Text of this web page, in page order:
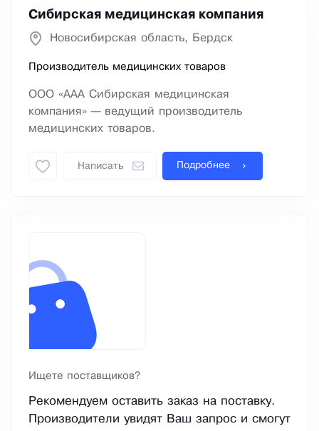
Сибирская медицинская компания
Новосибирская область, Бердск
Производитель медицинских товаров
ООО «ААА Сибирская медицинская
компания» — ведущий производитель
медицинских товаров.
Написать Подробнее
Ищете поставщиков?
Рекомендуем оставить заказ на поставку.
Производители увидят Ваш запрос и смогут